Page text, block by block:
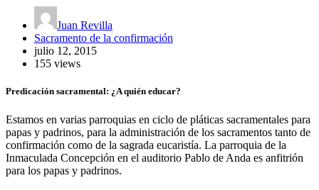
Juan Revilla
Sacramento de la confirmación
julio 12, 2015
155 views
Predicación sacramental: ¿A quién educar?
Estamos en varias parroquias en ciclo de pláticas sacramentales para
papas y padrinos, para la administración de los sacramentos tanto de
confirmación como de la sagrada eucaristía. La parroquia de la
Inmaculada Concepción en el auditorio Pablo de Anda es anfitrión
para los papas y padrinos.